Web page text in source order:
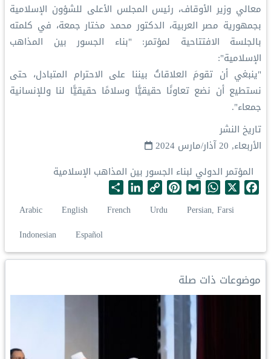
معالي وزير الأوقاف، رئيس المجلس الأعلى للشؤون الإسلامية
بجمهورية مصر العربية، الدكتور محمد مختار جمعة، في كلمته
بالجلسة الافتتاحية لمؤتمر: "بناء الجسور بين المذاهب
الإسلامية":
‏"ينبغي أن تقومَ العلاقاتُ بيننا على الاحترام المتبادل، حتى
نستطيع أن نضع تعاونًا حقيقيًّا وسلامًا حقيقيًّا لنا وللإنسانية
جمعاء".
تاريخ النشر
الأربعاء, 20 آذار/مارس 2024
المؤتمر الدولي لبناء الجسور بين المذاهب الإسلامية
F
o
o
k
X
W
h
a
A
p
p
G
P
n
r
t
C
i
L
i
n
d
h
a
Arabic English French Urdu
Persian, Farsi
Indonesian
Español
موضوعات ذات صلة